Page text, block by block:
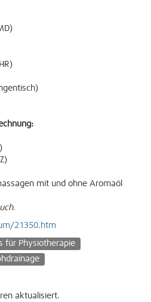
mit und ohne Aromaöl
21350.htm
für Physiotherapie
aktualisiert.